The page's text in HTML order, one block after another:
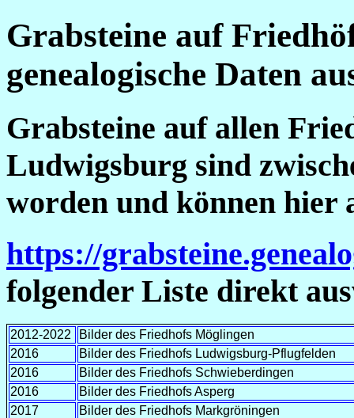
Grabsteine auf
genealogische Daten
Grabsteine auf allen
Ludwigsburg sind
worden und können hier
https://
folgender Liste direkt
2012-2022
Bilder des Friedhofs Möglingen
2016
Bilder des Friedhofs Ludwigsburg-Pflugfelden
2016
Bilder des Friedhofs Schwieberdingen
2016
Bilder des Friedhofs Asperg
2017
Bilder des Friedhofs Markgröningen